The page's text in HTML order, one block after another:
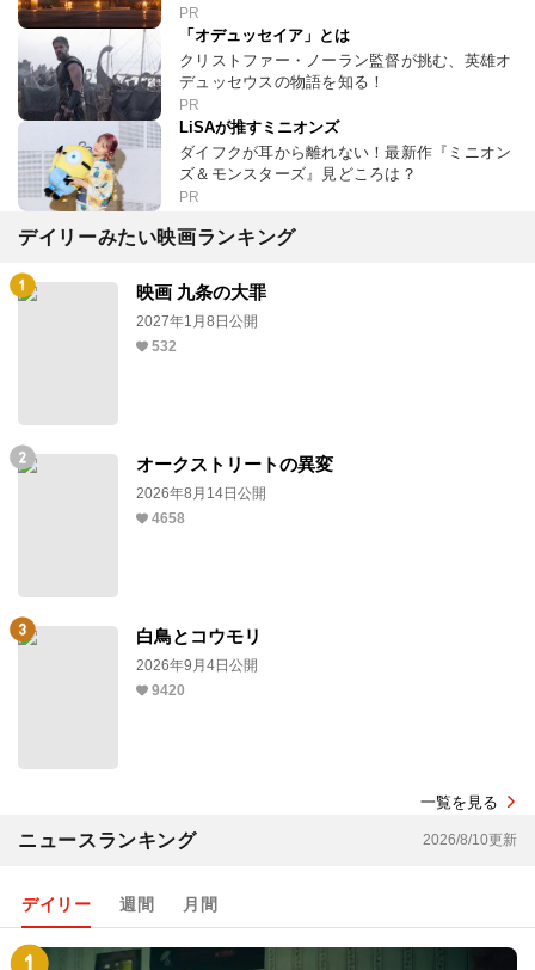
PR
「オデュッセイア」とは
クリストファー・ノーラン監督が挑む、英雄オ
デュッセウスの物語を知る！
PR
LiSAが推すミニオンズ
ダイフクが耳から離れない！最新作『ミニオン
ズ＆モンスターズ』見どころは？
PR
デイリーみたい映画ランキング
映画 九条の大罪
2027年1月8日公開
532
オークストリートの異変
2026年8月14日公開
4658
白鳥とコウモリ
2026年9月4日公開
9420
一覧を見る
ニュースランキング 2026/8/10更新
デイリー 週間 月間